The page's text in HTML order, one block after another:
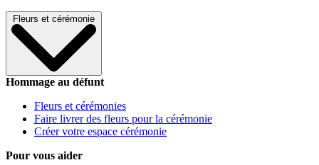
Fleurs et cérémonie
Hommage au défunt
Fleurs et cérémonies
Faire livrer des fleurs pour la cérémonie
Créer votre espace cérémonie
Pour vous aider